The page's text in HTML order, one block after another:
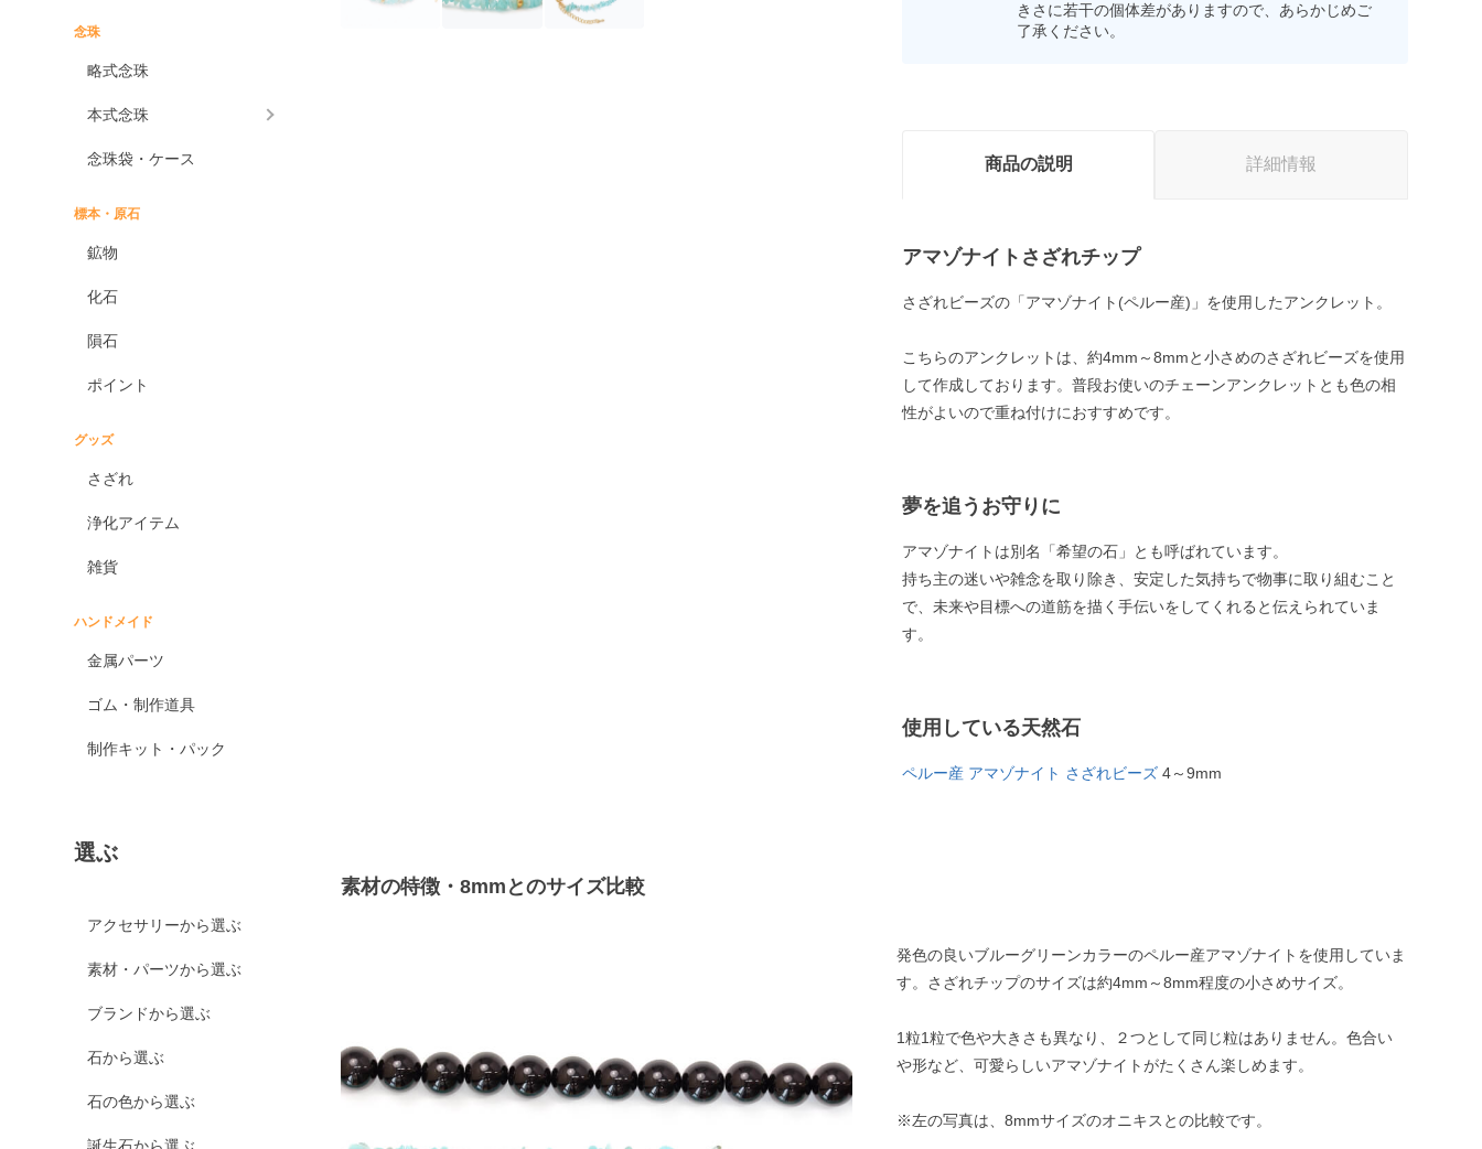
念珠
略式念珠
本式念珠
念珠袋・ケース
標本・原石
鉱物
化石
隕石
ポイント
グッズ
さざれ
浄化アイテム
雑貨
ハンドメイド
金属パーツ
ゴム・制作道具
制作キット・パック
選ぶ
アクセサリーから選ぶ
素材・パーツから選ぶ
ブランドから選ぶ
石から選ぶ
石の色から選ぶ
きさに若干の個体差がありますので、あらかじめご
了承ください。
商品の説明 詳細情報
アマゾナイトさざれチップ
さざれビーズの「アマゾナイト(ペルー産)」を使用したアンクレット。
こちらのアンクレットは、約4mm～8mmと小さめのさざれビーズを使用
して作成しております。普段お使いのチェーンアンクレットとも色の相
性がよいので重ね付けにおすすめです。
夢を追うお守りに
アマゾナイトは別名「希望の石」とも呼ばれています。
持ち主の迷いや雑念を取り除き、安定した気持ちで物事に取り組むこと
で、未来や目標への道筋を描く手伝いをしてくれると伝えられていま
す。
使用している天然石
ペルー産 アマゾナイト さざれビーズ4～9mm
素材の特徴・8mmとのサイズ比較
発色の良いブルーグリーンカラーのペルー産アマゾナイトを使用していま
す。さざれチップのサイズは約4mm～8mm程度の小さめサイズ。
1粒1粒で色や大きさも異なり、２つとして同じ粒はありません。色合い
や形など、可愛らしいアマゾナイトがたくさん楽しめます。
※左の写真は、8mmサイズのオニキスとの比較です。